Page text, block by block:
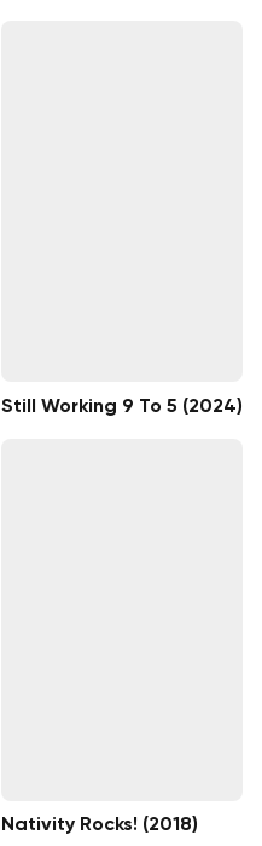
Still Working 9 To 5 (2024)
Nativity Rocks! (2018)